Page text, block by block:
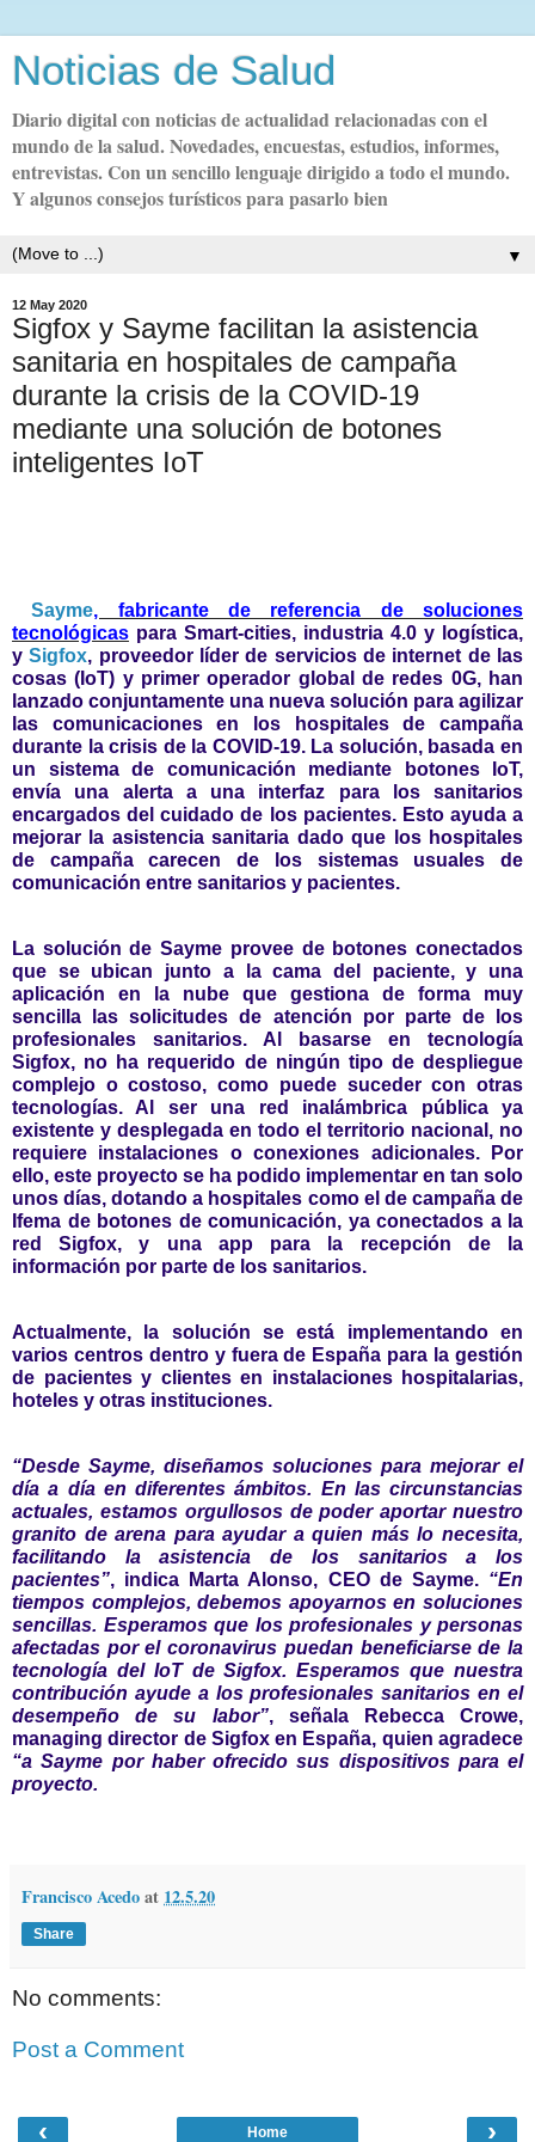
Noticias de Salud
Diario digital con noticias de actualidad relacionadas con el
mundo de la salud. Novedades, encuestas, estudios, informes,
entrevistas. Con un sencillo lenguaje dirigido a todo el mundo.
Y algunos consejos turísticos para pasarlo bien
▼
12 May 2020
Sigfox y Sayme facilitan la asistencia
sanitaria en hospitales de campaña
durante la crisis de la COVID-19
mediante una solución de botones
inteligentes IoT
Sayme, fabricante de referencia de soluciones
tecnológicas para Smart-cities, industria 4.0 y logística,
ySigfox, proveedor líder de servicios de internet de las
cosas (IoT) y primer operador global de redes 0G, han
lanzado conjuntamente una nueva solución para agilizar
las comunicaciones en los hospitales de campaña
durante la crisis de la COVID-19. La solución, basada en
un sistema de comunicación mediante botones IoT,
envía una alerta a una interfaz para los sanitarios
encargados del cuidado de los pacientes. Esto ayuda a
mejorar la asistencia sanitaria dado que los hospitales
de campaña carecen de los sistemas usuales de
comunicación entre sanitarios y pacientes.
La solución de Sayme provee de botones conectados
que se ubican junto a la cama del paciente, y una
aplicación en la nube que gestiona de forma muy
sencilla las solicitudes de atención por parte de los
profesionales sanitarios. Al basarse en tecnología
Sigfox, no ha requerido de ningún tipo de despliegue
complejo o costoso, como puede suceder con otras
tecnologías. Al ser una red inalámbrica pública ya
existente y desplegada en todo el territorio nacional, no
requiere instalaciones o conexiones adicionales. Por
ello, este proyecto se ha podido implementar en tan solo
unos días, dotando a hospitales como el de campaña de
Ifema de botones de comunicación, ya conectados a la
red Sigfox, y una app para la recepción de la
información por parte de los sanitarios.
Actualmente, la solución se está implementando en
varios centros dentro y fuera de España para la gestión
de pacientes y clientes en instalaciones hospitalarias,
hoteles y otras instituciones.
“Desde Sayme, diseñamos soluciones para mejorar el
día a día en diferentes ámbitos. En las circunstancias
actuales, estamos orgullosos de poder aportar nuestro
granito de arena para ayudar a quien más lo necesita,
facilitando la asistencia de los sanitarios a los
pacientes”, indica Marta Alonso, CEO de Sayme.“En
tiempos complejos, debemos apoyarnos en soluciones
sencillas. Esperamos que los profesionales y personas
afectadas por el coronavirus puedan beneficiarse de la
tecnología del IoT de Sigfox. Esperamos que nuestra
contribución ayude a los profesionales sanitarios en el
desempeño de su labor”, señala Rebecca Crowe,
managing director de Sigfox en España, quien agradece
“a Sayme por haber ofrecido sus dispositivos para el
proyecto.
Francisco Acedoat 12.5.20
Share
No comments:
Post a Comment
‹ ›
Home